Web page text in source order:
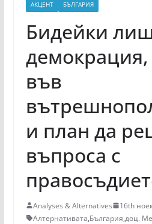
АКЦЕНТ БЪЛГАРИЯ
Бидейки
във
и план да
въпроса с
Analyses & Alternatives 16th
Алтернативата,България,доц.